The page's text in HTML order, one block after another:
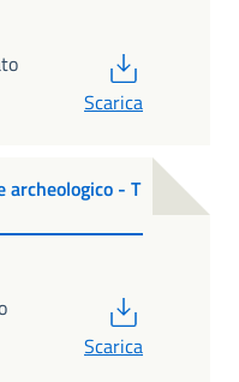
Scarica
archeologico - T
Scarica